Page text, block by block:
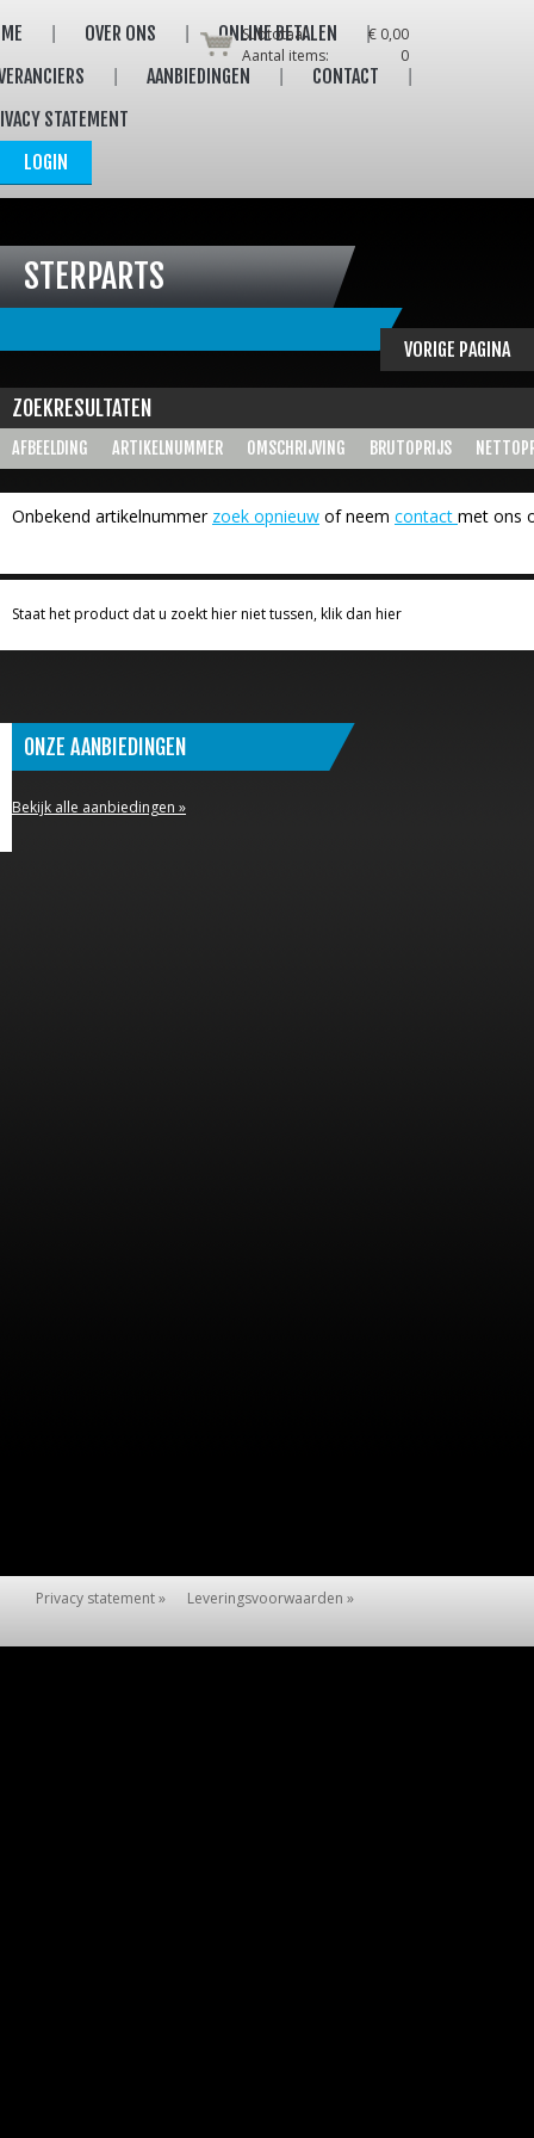
OVER ONS
ONLINE BETALEN
AANBIEDINGEN
CONTACT
STATEMENT
Subtotaal:
€ 0,00
Aantal items:
0
LOGIN
STERPARTS
VORIGE PAGINA
ZOEKRESULTATEN
AFBEELDING ARTIKELNUMMER OMSCHRIJVING BRUTOPRIJS
Onbekend artikelnummer zoek opnieuw of neem contact met ons
Staat het product dat u zoekt hier niet tussen, klik dan hier
ONZE AANBIEDINGEN
Bekijk alle aanbiedingen »
Privacy statement » Leveringsvoorwaarden »